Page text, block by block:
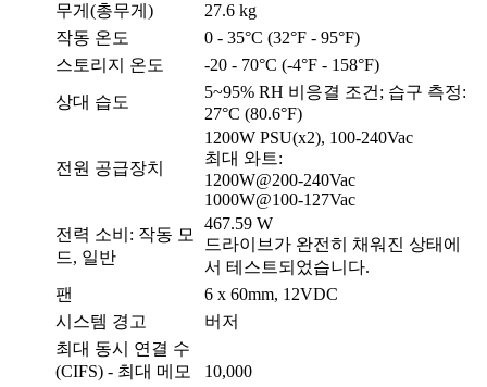
무게(총무게)
27.6 kg
작동 온도
0 - 35°C (32°F - 95°F)
스토리지 온도
-20 - 70°C (-4°F - 158°F)
상대 습도
5~95% RH 비응결 조건; 습구 측정:
27°C (80.6°F)
전원 공급장치
1200W PSU(x2), 100-240Vac
최대 와트:
1200W@200-240Vac
1000W@100-127Vac
전력 소비: 작동 모
드, 일반
467.59 W
드라이브가 완전히 채워진 상태에
서 테스트되었습니다.
팬
6 x 60mm, 12VDC
시스템 경고
버저
최대 동시 연결 수
(CIFS) - 최대 메모
10,000